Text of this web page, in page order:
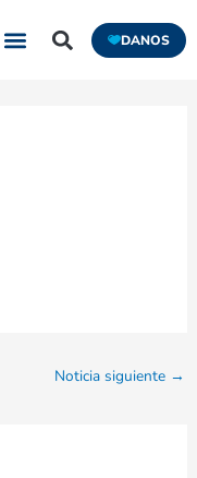
DANOS
Noticia siguiente →